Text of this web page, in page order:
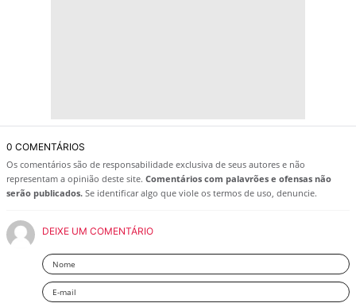
0 COMENTÁRIOS
Os comentários são de responsabilidade exclusiva de seus autores e não
representam a opinião deste site. Comentários com palavrões e ofensas não
serão publicados. Se identificar algo que viole os termos de uso, denuncie.
DEIXE UM COMENTÁRIO
Nome
Email